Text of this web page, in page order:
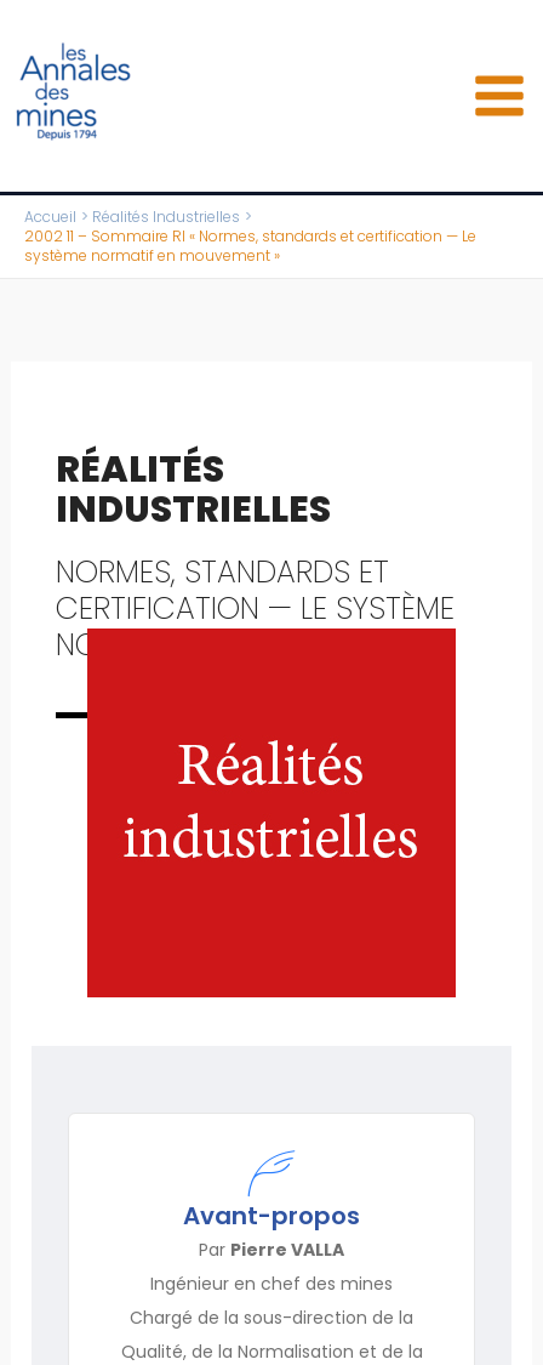
contenu
Accueil
Réalités Industrielles
2002 11 – Sommaire RI « Normes, standards et certification — Le
système normatif en mouvement »
RÉALITÉS
INDUSTRIELLES
NORMES, STANDARDS ET
CERTIFICATION — LE SYSTÈME
NORMATIF EN MOUVEMENT
Avant-propos
Par Pierre VALLA
Ingénieur en chef des mines
Chargé de la sous-direction de la
Qualité, de la Normalisation et de la